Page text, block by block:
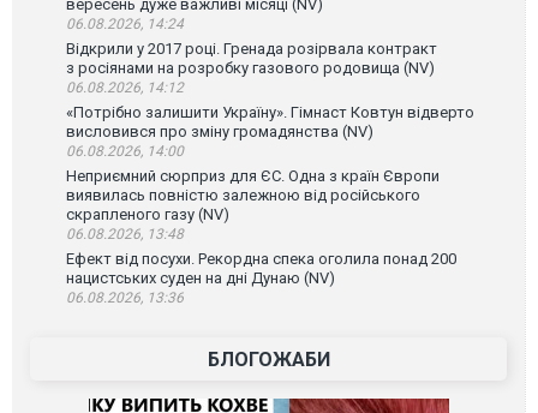
вересень дуже важливі місяці (NV)
06.08.2026, 14:24
Відкрили у 2017 році. Гренада розірвала контракт
з росіянами на розробку газового родовища (NV)
06.08.2026, 14:12
«Потрібно залишити Україну». Гімнаст Ковтун відверто
висловився про зміну громадянства (NV)
06.08.2026, 14:00
Неприємний сюрприз для ЄС. Одна з країн Європи
виявилась повністю залежною від російського
скрапленого газу (NV)
06.08.2026, 13:48
Ефект від посухи. Рекордна спека оголила понад 200
нацистських суден на дні Дунаю (NV)
06.08.2026, 13:36
БЛОГОЖАБИ